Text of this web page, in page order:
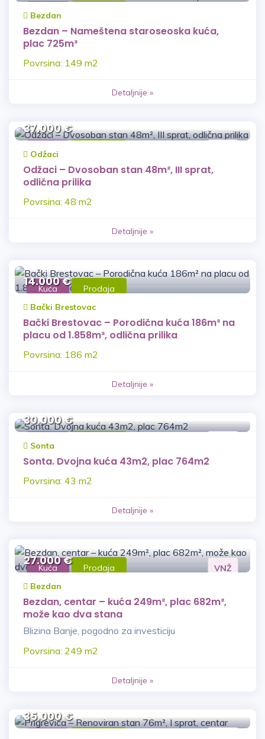
Kuća
Bezdan
Bezdan – Nameštena staroseoska kuća,
plac 725m²
Povrsina: 149 m2
Detaljnije »
Stan
37.000 €
Odžaci
Odžaci – Dvosoban stan 48m², III sprat,
odlična prilika
Povrsina: 48 m2
Detaljnije »
Kuća Prodaja
14.000 €
Bački Brestovac
Bački Brestovac – Porodična kuća 186m² na
placu od 1.858m², odlična prilika
Povrsina: 186 m2
Detaljnije »
Kuća
30.000 €
Sonta
Sonta. Dvojna kuća 43m2, plac 764m2
Povrsina: 43 m2
Detaljnije »
Kuća Prodaja VNŽ
27.000 €
Bezdan
Bezdan, centar – kuća 249m², plac 682m²,
može kao dva stana
Blizina Banje, pogodno za investiciju
Povrsina: 249 m2
Detaljnije »
35.000 €